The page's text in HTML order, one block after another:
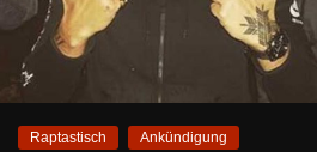
Raptastisch Ankündigung